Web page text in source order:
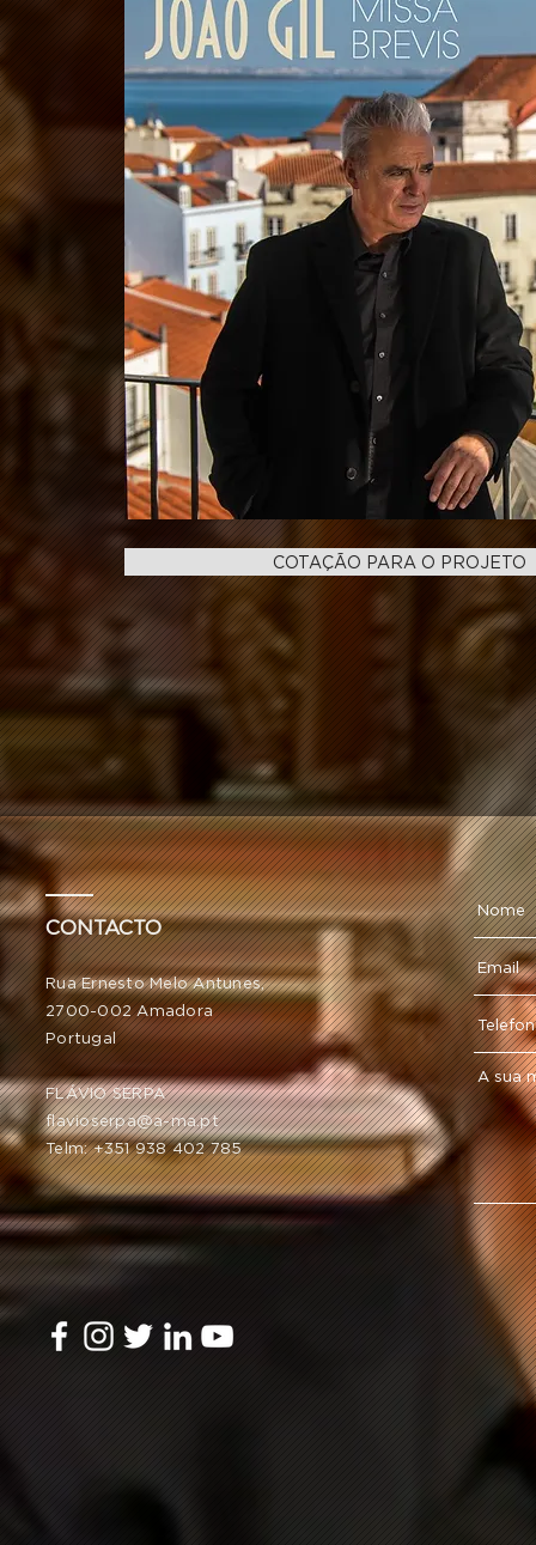
COTAÇÃO PARA O PROJETO
CONTACTO
Rua Ernesto Melo Antunes,
2700-002 Amadora
Portugal
FLÁVIO SERPA
flavioserpa@a-ma.pt
Telm: +351 938 402 785